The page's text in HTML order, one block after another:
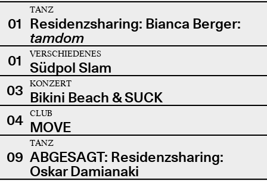
01
TANZ
Residenzsharing: Bianca Berger:
tamdom
01
VERSCHIEDENES
Südpol Slam
03
KONZERT
Bikini Beach & SUCK
04
CLUB
MOVE
09
TANZ
ABGESAGT: Residenzsharing:
Oskar Damianaki